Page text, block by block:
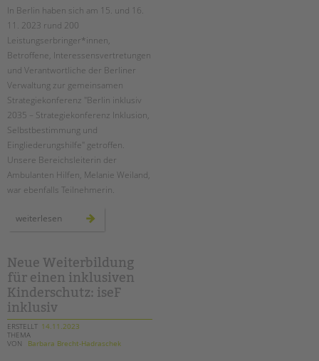
Bereiche im Überblick
Kinder- und Jugendschutz
Unsere Videos
Gesellschafter VdK
tandem international
KARRIERE
Stellenangebote
tandem als Arbeitgeberin
NEWS/BLOG
unkuerzbar
PRESSE
Magazin
KONTAKT
Impressum
In Berlin haben sich am 15. und 16.
11. 2023 rund 200
Leistungserbringer*innen,
Betroffene, Interessensvertretungen
und Verantwortliche der Berliner
Verwaltung zur gemeinsamen
Strategiekonferenz "Berlin inklusiv
2035 – Strategiekonferenz Inklusion,
Selbstbestimmung und
Eingliederungshilfe" getroffen.
Unsere Bereichsleiterin der
Ambulanten Hilfen, Melanie Weiland,
war ebenfalls Teilnehmerin.
weiterlesen strategiekonferenz
Neue Weiterbildung
für einen inklusiven
Kinderschutz: iseF
inklusiv
ERSTELLT 14.11.2023
THEMA
VON
Barbara Brecht-Hadraschek